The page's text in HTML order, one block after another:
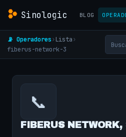
Sinologic BLOG
📡 Operadores› Lista›
fiberus-network-3
📞
FIBERUS NETWORK,